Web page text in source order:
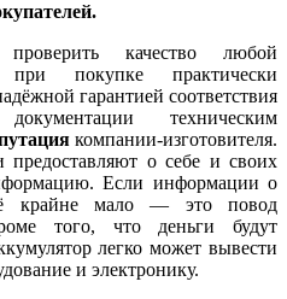
качество любой
при покупке практически
гарантией соответствия
техническим
компании-изготовителя.
предоставляют о себе и своих
Если информации о
крайне мало — это повод
того, что деньги будут
легко может вывести
и электронику.